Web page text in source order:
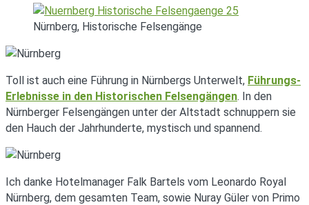
Nürnberg, Historische Felsengänge
Toll ist auch eine Führung in Nürnbergs Unterwelt, Führungs-
Erlebnisse in den Historischen Felsengängen. In den
Nürnberger Felsengängen unter der Altstadt schnuppern sie
den Hauch der Jahrhunderte, mystisch und spannend.
Ich danke Hotelmanager Falk Bartels vom Leonardo Royal
Nürnberg, dem gesamten Team, sowie Nuray Güler von Primo